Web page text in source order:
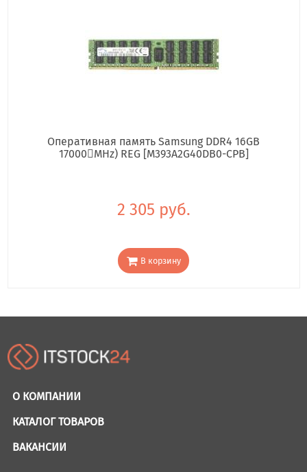
Оперативная память Samsung DDR4 16GB
17000񢋕MHz) REG [M393A2G40DB0-CPB]
2 305 руб.
В корзину
О КОМПАНИИ
КАТАЛОГ ТОВАРОВ
ВАКАНСИИ